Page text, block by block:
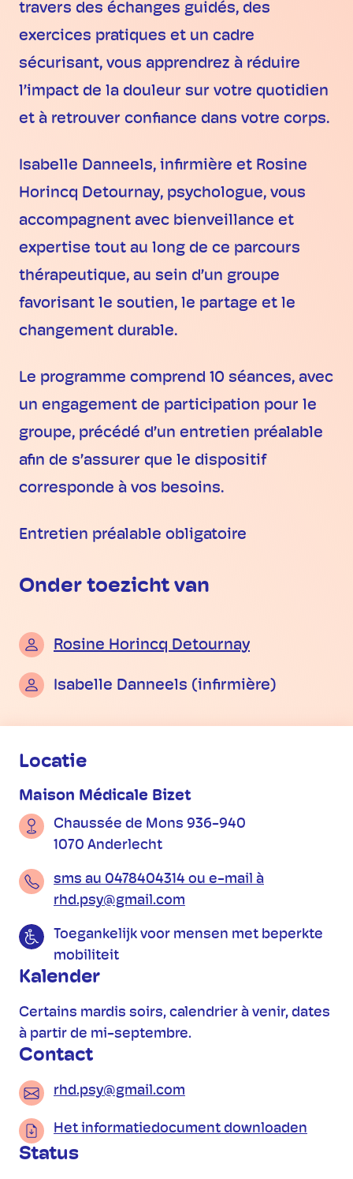
travers des échanges guidés, des
exercices pratiques et un cadre
sécurisant, vous apprendrez à réduire
l’impact de la douleur sur votre quotidien
et à retrouver confiance dans votre corps.
Isabelle Danneels, infirmière et Rosine
Horincq Detournay, psychologue, vous
accompagnent avec bienveillance et
expertise tout au long de ce parcours
thérapeutique, au sein d’un groupe
favorisant le soutien, le partage et le
changement durable.
Le programme comprend 10 séances, avec
un engagement de participation pour le
groupe, précédé d’un entretien préalable
afin de s’assurer que le dispositif
corresponde à vos besoins.
Entretien préalable obligatoire
Onder toezicht van
Rosine Horincq Detournay
Isabelle Danneels (infirmière)
Praktische informatie
Locatie
Maison Médicale Bizet
Chaussée de Mons 936-940
1070 Anderlecht
sms au 0478404314 ou e-mail à
rhd.psy@gmail.com
Toegankelijk voor mensen met beperkte
mobiliteit
Kalender
Certains mardis soirs, calendrier à venir, dates
à partir de mi-septembre.
Contact
rhd.psy@gmail.com
Het informatiedocument downloaden
Status